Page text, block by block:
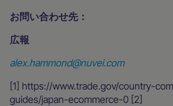
お問い合わせ先：
広報
alex.hammond@nuvei.com
‍[1] https://www.trade.gov/country-
guides/japan-ecommerce-0 [2]